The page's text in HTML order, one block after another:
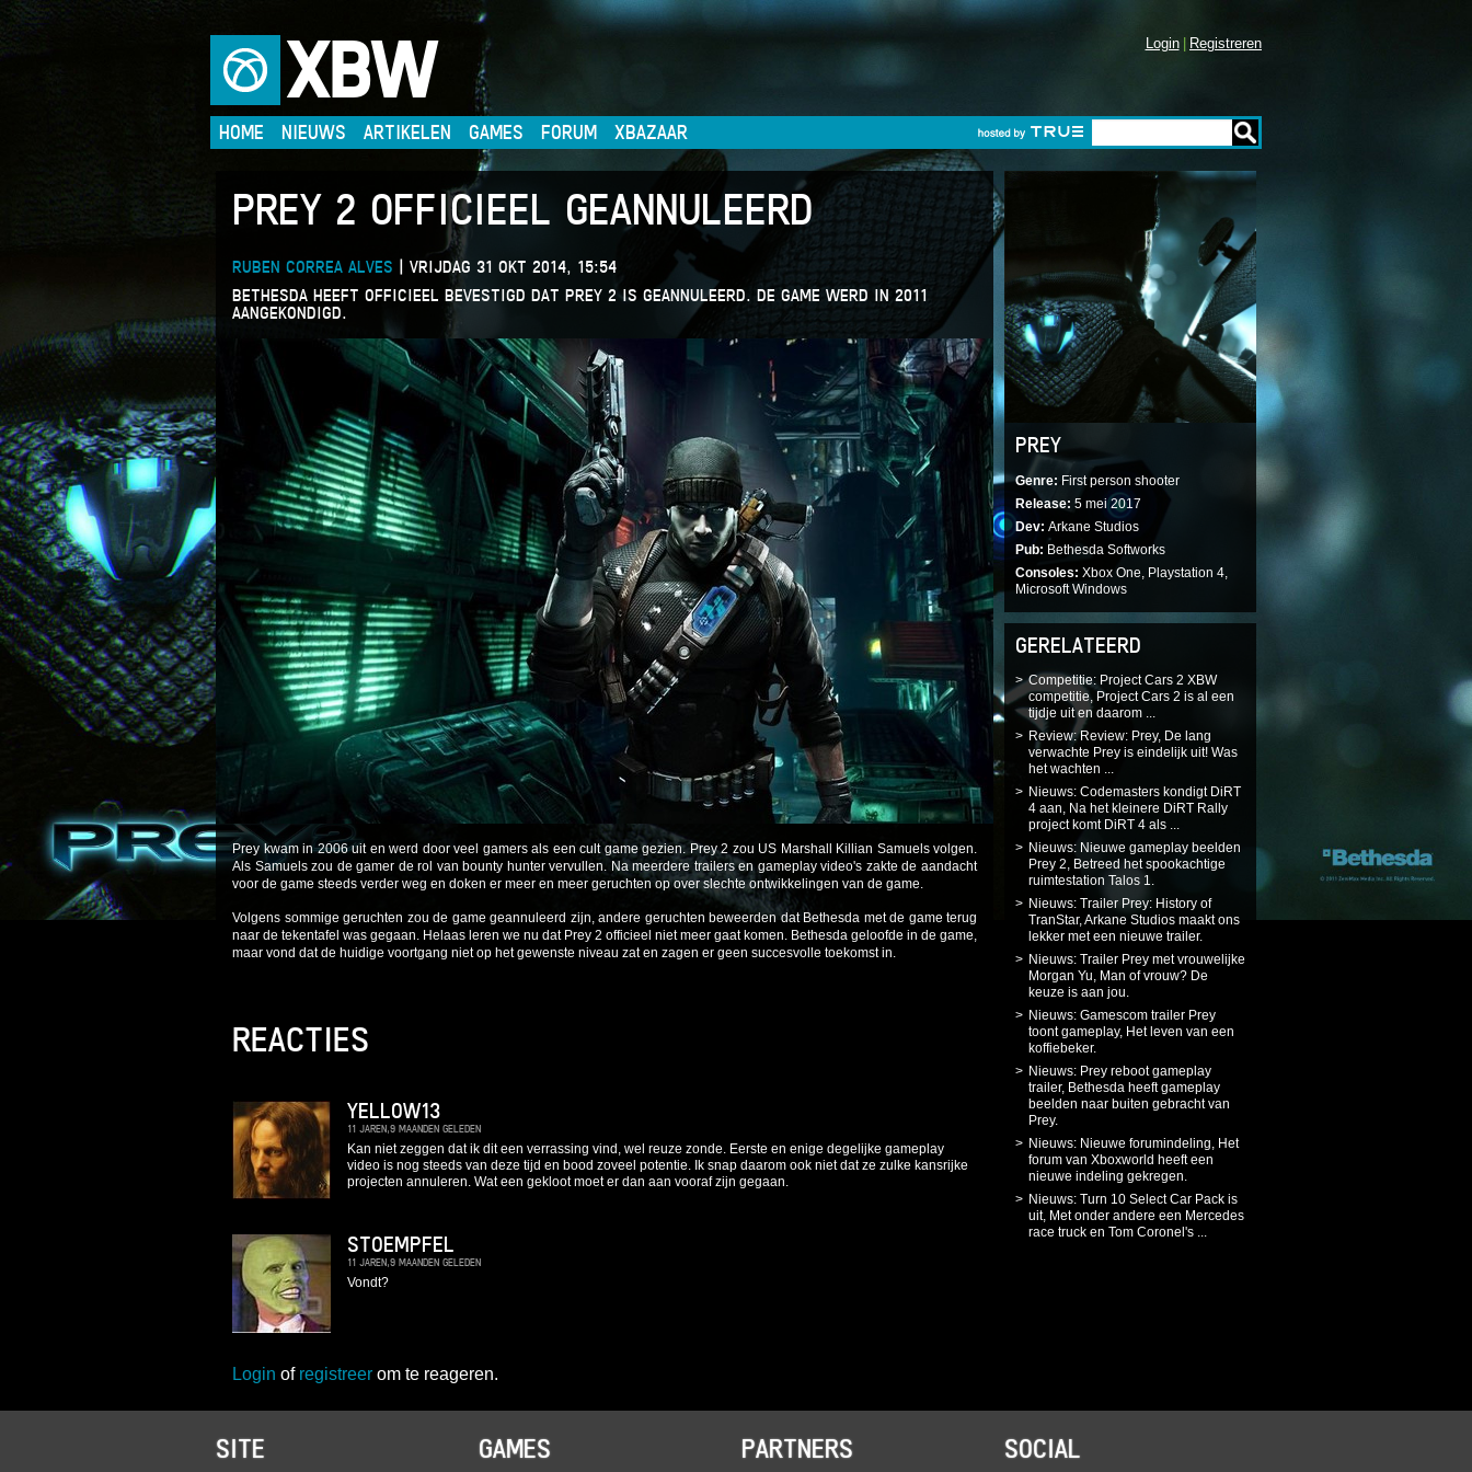
XBW Registreren
Login
HOME NIEUWS ARTIKELEN GAMES FORUM XBAZAAR
PREY 2 OFFICIEEL GEANNULEERD
RUBEN CORREA ALVES | VRIJDAG 31 OKT 2014, 15:54
BETHESDA HEEFT OFFICIEEL BEVESTIGD DAT PREY 2 IS GEANNULEERD. DE GAME WERD IN 2011
AANGEKONDIGD.
Prey kwam in 2006 uit en werd door veel gamers als een cult game gezien. Prey 2 zou US Marshall Killian Samuels volgen.
Als Samuels zou de gamer de rol van bounty hunter vervullen. Na meerdere trailers en gameplay video's zakte de aandacht
voor de game steeds verder weg en doken er meer en meer geruchten op over slechte ontwikkelingen van de game.
Volgens sommige geruchten zou de game geannuleerd zijn, andere geruchten beweerden dat Bethesda met de game terug
naar de tekentafel was gegaan. Helaas leren we nu dat Prey 2 officieel niet meer gaat komen. Bethesda geloofde in de game,
maar vond dat de huidige voortgang niet op het gewenste niveau zat en zagen er geen succesvolle toekomst in.
REACTIES
YELLOW13
11 JAREN,9 MAANDEN GELEDEN
Kan niet zeggen dat ik dit een verrassing vind, wel reuze zonde. Eerste en enige degelijke gameplay
video is nog steeds van deze tijd en bood zoveel potentie. Ik snap daarom ook niet dat ze zulke kansrijke
projecten annuleren. Wat een gekloot moet er dan aan vooraf zijn gegaan.
STOEMPFEL
11 JAREN,9 MAANDEN GELEDEN
Vondt?
Login of registreer om te reageren.
PREY
Genre First person shooter
Release 5 mei 2017
Dev Arkane Studios
Pub Bethesda Softworks
Consoles Xbox One, Playstation 4,
Microsoft Windows
GERELATEERD
Competitie: Project Cars 2 XBW
competitie, Project Cars 2 is al een
tijdje uit en daarom ...
Review: Review: Prey, De lang
verwachte Prey is eindelijk uit! Was
het wachten ...
Nieuws: Codemasters kondigt DiRT
4 aan, Na het kleinere DiRT Rally
project komt DiRT 4 als ...
Nieuws: Nieuwe gameplay beelden
Prey 2, Betreed het spookachtige
ruimtestation Talos 1.
Nieuws: Trailer Prey: History of
TranStar, Arkane Studios maakt ons
lekker met een nieuwe trailer.
Nieuws: Trailer Prey met vrouwelijke
Morgan Yu, Man of vrouw? De
keuze is aan jou.
Nieuws: Gamescom trailer Prey
toont gameplay, Het leven van een
koffiebeker.
Nieuws: Prey reboot gameplay
trailer, Bethesda heeft gameplay
beelden naar buiten gebracht van
Prey.
Nieuws: Nieuwe forumindeling, Het
forum van Xboxworld heeft een
nieuwe indeling gekregen.
Nieuws: Turn 10 Select Car Pack is
uit, Met onder andere een Mercedes
race truck en Tom Coronel's ...
SITE GAMES PARTNERS SOCIAL